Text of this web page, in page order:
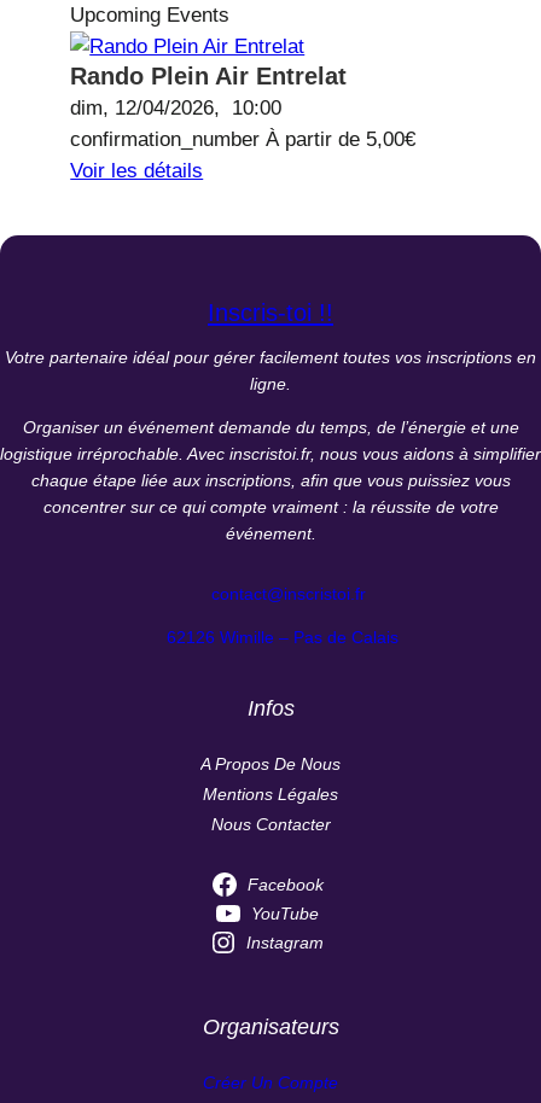
Upcoming Events
Rando Plein Air Entrelat
dim, 12/04/2026, 10:00
confirmation_number À partir de 5,00€
Voir les détails
Inscris-toi !!
Votre partenaire idéal pour gérer facilement toutes vos inscriptions en
ligne.
Organiser un événement demande du temps, de l’énergie et une
logistique irréprochable. Avec inscristoi.fr, nous vous aidons à simplifier
chaque étape liée aux inscriptions, afin que vous puissiez vous
concentrer sur ce qui compte vraiment : la réussite de votre
événement.
contact@inscristoi.fr
62126 Wimille – Pas de Calais
Infos
A Propos De Nous
Mentions Légales
Nous Contacter
Facebook
YouTube
Instagram
Organisateurs
Créer Un Compte